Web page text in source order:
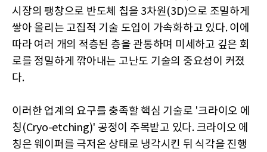
시장의 팽창으로 반도체 칩을 3차원(3D)으로 조밀하게
쌓아 올리는 고집적 기술 도입이 가속화하고 있다. 이에
따라 여러 개의 적층된 층을 관통하며 미세하고 깊은 회
로를 정밀하게 깎아내는 고난도 기술의 중요성이 커졌
다.
이러한 업계의 요구를 충족할 핵심 기술로 '크라이오 에
칭(Cryo-etching)' 공정이 주목받고 있다. 크라이오 에
칭은 웨이퍼를 극저온 상태로 냉각시킨 뒤 식각을 진행